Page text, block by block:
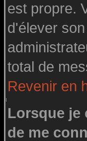
est propre.
d'élever
total de
Revenir en
Lorsque je
de me